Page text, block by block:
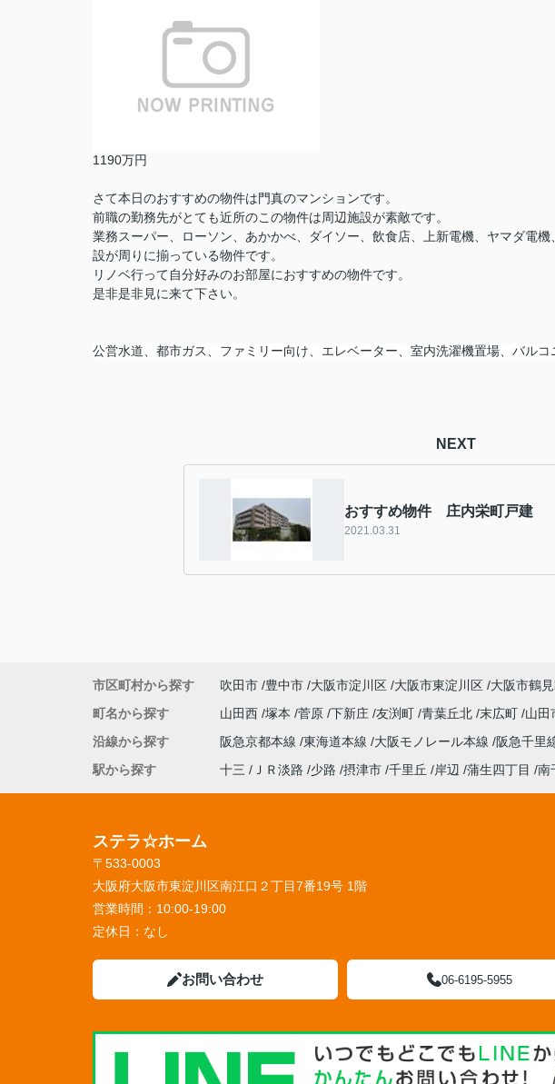
1190万円
さて本日のおすすめの物件は門真のマンションです。
前職の勤務先がとても近所のこの物件は周辺施設が素敵です。
業務スーパー、ローソン、あかかべ、ダイソー、飲食店、上新電機、ヤマダ電
設が周りに揃っている物件です。
リノベ行って自分好みのお部屋におすすめの物件です。
是非是非見に来て下さい。
公営水道、都市ガス、ファミリー向け、エレベーター、室内洗濯機置場、バルコ
NEXT
おすすめ物件 庄内栄町戸建
2021.03.31
市区町村から探す 吹田市 豊中市 大阪市淀川区 大阪市東淀川区 大阪市鶴
町名から探す
山田西 塚本 菅原 下新庄 友渕町 青葉丘北 末広町 山田
沿線から探す
阪急京都本線 東海道本線 大阪モノレール本線 阪急千里
駅から探す
十三 ＪＲ淡路 少路 摂津市 千里丘 岸辺 蒲生四丁目 南
ステラ☆ホーム
〒533-0003
大阪府大阪市東淀川区南江口２丁目7番19号 1階
営業時間： 10:00-19:00
定休日： なし
お問い合わせ 06-6195-5955